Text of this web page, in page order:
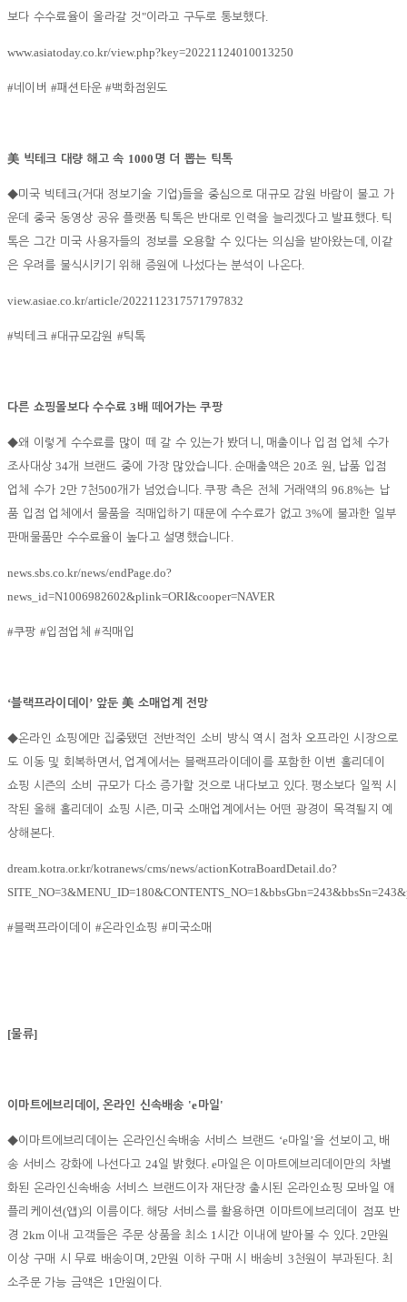
보다 수수료율이 올라갈 것 "이라고 구두로 통보했다.
www.asiatoday.co.kr/view.php?key=20221124010013250
#네이버#패션타운#백화점윈도
美 빅테크 대량 해고 속 1000 명 더 뽑는 틱톡
◆미국 빅테크(거대 정보기술 기업)들을 중심으로 대규모 감원 바람이 불고 가
운데 중국 동영상 공유 플랫폼 틱톡은 반대로 인력을 늘리겠다고 발표했다. 틱
톡은 그간 미국 사용자들의 정보를 오용할 수 있다는 의심을 받아왔는데 , 이같
은 우려를 불식시키기 위해 증원에 나섰다는 분석이 나온다.
view.asiae.co.kr/article/2022112317571797832
#빅테크#대규모감원 #틱톡
다른 쇼핑몰보다 수수료3배 떼어가는 쿠팡
◆왜 이렇게 수수료를 많이 떼 갈 수 있는가 봤더니 , 매출이나 입점 업체 수가
조사대상34개 브랜드 중에 가장 많았습니다. 순매출액은20조 원 , 납품 입점
업체 수가 2만7천500개가 넘었습니다.쿠팡 측은 전체 거래액의96.8%는 납
품 입점 업체에서 물품을 직매입하기 때문에 수수료가 없고3%에 불과한 일부
판매물품만 수수료율이 높다고 설명했습니다.
news.sbs.co.kr/news/endPage.do?
news_id=N1006982602&plink=ORI&cooper=NAVER
#쿠팡 #입점업체#직매입
‘블랙프라이데이 ’ 앞둔美 소매업계 전망
◆온라인 쇼핑에만 집중됐던 전반적인 소비 방식 역시 점차 오프라인 시장으로
도 이동 및 회복하면서 , 업계에서는 블랙프라이데이를 포함한 이번 홀리데이
쇼핑 시즌의 소비 규모가 다소 증가할 것으로 내다보고 있다. 평소보다 일찍 시
작된 올해 홀리데이 쇼핑 시즌, 미국 소매업계에서는 어떤 광경이 목격될지 예
상해본다.
dream.kotra.or.kr/kotranews/cms/news/actionKotraBoardDetail.do?
#블랙프라이데이#온라인쇼핑 #미국소매
[물류]
이마트에브리데이, 온라인 신속배송 'e마일'
◆이마트에브리데이는 온라인신속배송 서비스 브랜드 ‘e마일 ’을 선보이고, 배
송 서비스 강화에 나선다고 24일 밝혔다. e마일은 이마트에브리데이만의 차별
화된 온라인신속배송 서비스 브랜드이자 재단장 출시된 온라인쇼핑 모바일 애
플리케이션(앱)의 이름이다.해당 서비스를 활용하면 이마트에브리데이 점포 반
경 2km 이내 고객들은 주문 상품을 최소 1시간 이내에 받아볼 수 있다. 2만원
이상 구매 시 무료 배송이며 , 2만원 이하 구매 시 배송비 3천원이 부과된다. 최
소주문 가능 금액은 1만원이다.